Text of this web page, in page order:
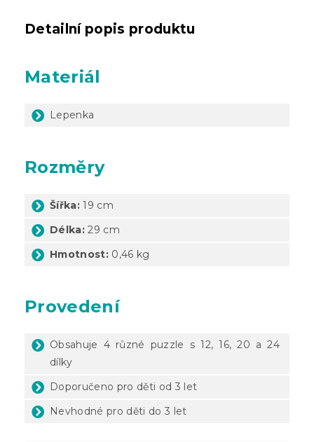
Detailní popis produktu
Materiál
Lepenka
Rozměry
Šířka: 19 cm
Délka:29 cm
Hmotnost: 0,46 kg
Provedení
Obsahuje 4 různé puzzle s 12, 16, 20 a 24
dílky
Doporučeno pro děti od 3 let
Nevhodné pro děti do 3 let